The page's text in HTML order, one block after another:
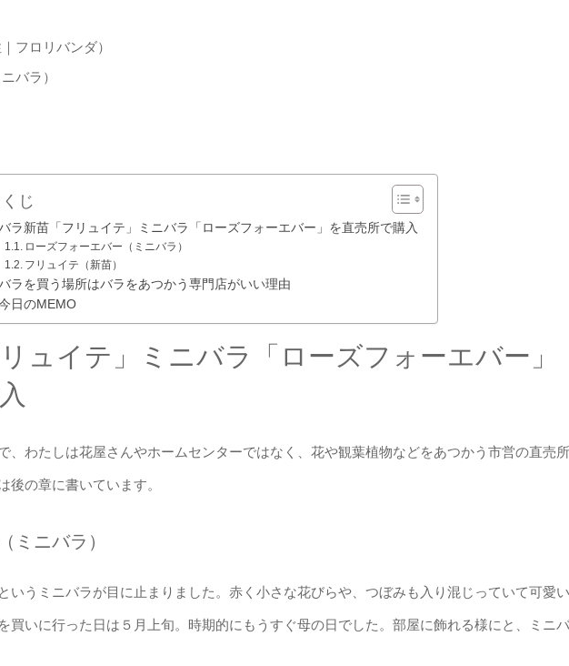
フロリバンダ）
バラ）
じ
ラ新苗「フリュイテ」ミニバラ「ローズフォーエバー」を直売所で購入
ローズフォーエバー（ミニバラ）
フリュイテ（新苗）
ラを買う場所はバラをあつかう専門店がいい理由
日のMEMO
ュイテ」ミニバラ「ローズフォーエバー」
、わたしは花屋さんやホームセンターではなく、花や観葉植物などをあつかう市営の直売所
後の章に書いています。
ミニバラ）
いうミニバラが目に止まりました。赤く小さな花びらや、つぼみも入り混じっていて可愛い
買いに行った日は５月上旬。時期的にもうすぐ母の日でした。部屋に飾れる様にと、ミニバ